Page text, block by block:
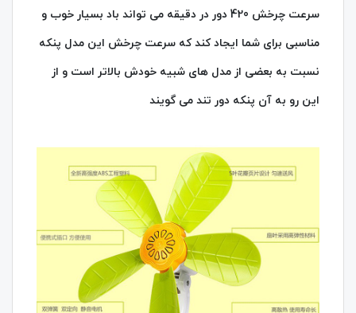
سرعت چرخش 420 دور در دقیقه می تواند باد بسیار خوب و
مناسبی برای شما ایجاد کند که سرعت چرخش این مدل پنکه
نسبت به بعضی از مدل های شبیه خودش بالاتر است و از
این رو به آن پنکه دور تند می گویند